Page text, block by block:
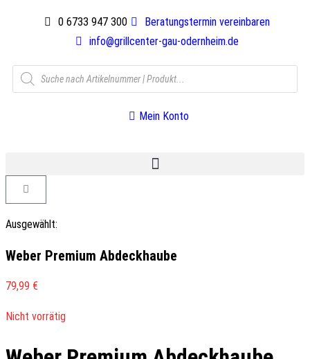
0 6733 947 300
Beratungstermin vereinbaren
info@grillcenter-gau-odernheim.de
Mein Konto
Ausgewählt:
Weber Premium Abdeckhaube
79,99 €
Nicht vorrätig